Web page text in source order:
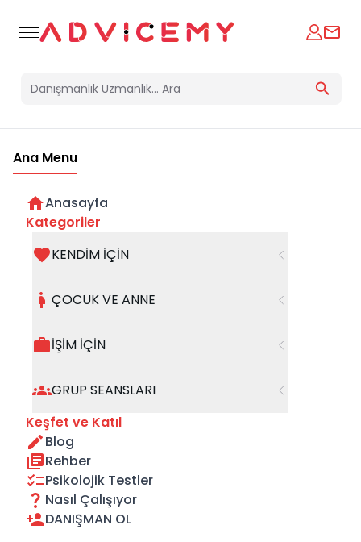
Ana Menu
Anasayfa
Kategoriler
KENDİM İÇİN
ÇOCUK VE ANNE
İŞİM İÇİN
GRUP SEANSLARI
Keşfet ve Katıl
Blog
Rehber
Psikolojik Testler
Nasıl Çalışıyor
DANIŞMAN OL
Gülümsemek Bulaşıcıdır
01 Ekim 2023